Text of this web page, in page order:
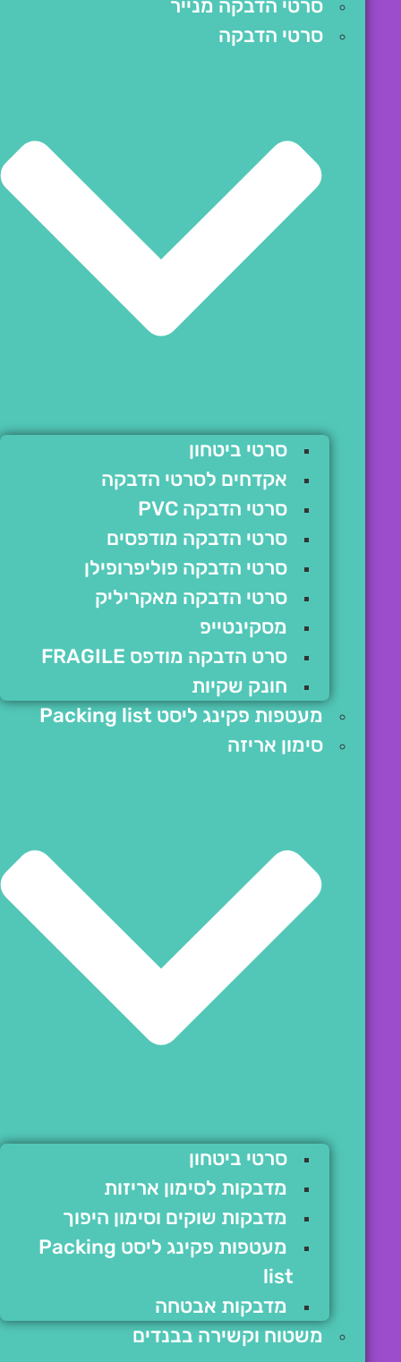
סרטי הדבקה מנייר
סרטי הדבקה
סרטי ביטחון
אקדחים לסרטי הדבקה
סרטי הדבקה PVC
סרטי הדבקה מודפסים
סרטי הדבקה פוליפרופילן
סרטי הדבקה מאקריליק
מסקינטייפ
סרט הדבקה מודפס FRAGILE
חונק שקיות
מעטפות פקינג ליסט Packing list
סימון אריזה
סרטי ביטחון
מדבקות לסימון אריזות
מדבקות שוקים וסימון היפוך
מעטפות פקינג ליסט Packing
list
מדבקות אבטחה
משטוח וקשירה בבנדים